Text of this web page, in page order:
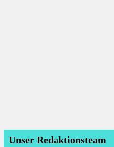
Unser Redaktionsteam